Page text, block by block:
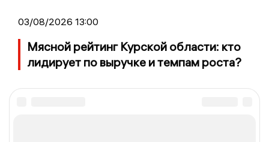
03/08/2026 13:00
Мясной рейтинг Курской области: кто
лидирует по выручке и темпам роста?